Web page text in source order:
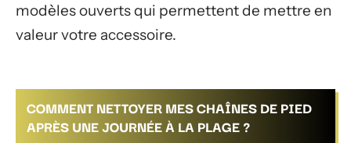
modèles ouverts qui permettent de mettre en
valeur votre accessoire.
COMMENT NETTOYER MES CHAÎNES DE PIED
APRÈS UNE JOURNÉE À LA PLAGE ?